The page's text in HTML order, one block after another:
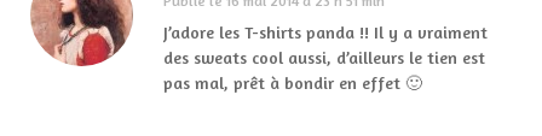
J’adore les T-shirts panda !! Il y a vraiment
des sweats cool aussi, d’ailleurs le tien est
pas mal, prêt à bondir en effet 🙂